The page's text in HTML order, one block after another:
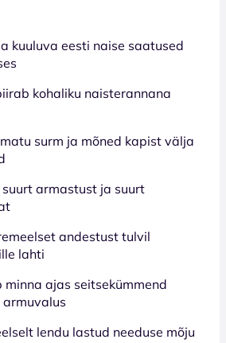
kuuluva eesti naise saatused
kohaliku naisterannana
surm ja mõned kapist välja
armastust ja suurt
andestust tulvil
lahti
ajas seitsekümmend
lendu lastud needuse mõju